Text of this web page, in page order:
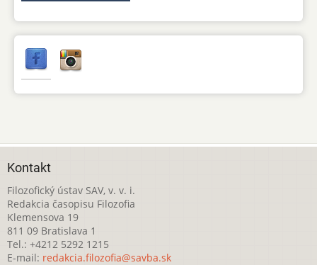
Kontakt
Filozofický ústav SAV, v. v. i.
Redakcia časopisu Filozofia
Klemensova 19
811 09 Bratislava 1
Tel.: +4212 5292 1215
E-mail: redakcia.filozofia@savba.sk